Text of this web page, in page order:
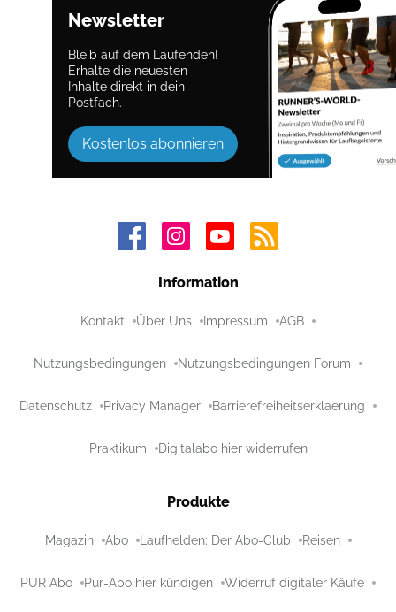
Newsletter
Bleib auf dem Laufenden!
Erhalte die neuesten
Inhalte direkt in dein
Postfach.
Kostenlos abonnieren
Information
Kontakt Über Uns Impressum AGB
Nutzungsbedingungen Nutzungsbedingungen Forum
Datenschutz Privacy Manager Barrierefreiheitserklaerung
Praktikum Digitalabo hier widerrufen
Produkte
Magazin Abo Laufhelden: Der Abo-Club Reisen
PUR Abo Pur-Abo hier kündigen Widerruf digitaler Käufe